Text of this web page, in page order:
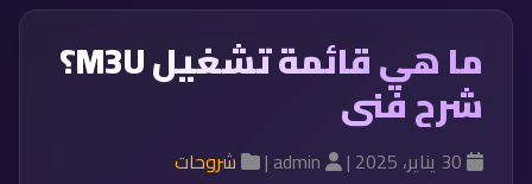
ما هي قائمة تشغيل M3U؟
شرح فني
شروحات